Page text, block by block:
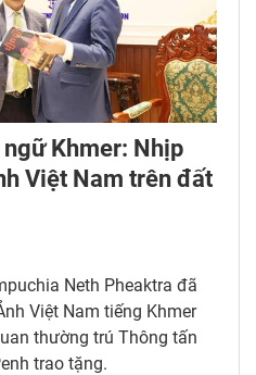
Khmer: Nhịp
Việt Nam trên đất
Neth Pheaktra đã
Việt Nam tiếng Khmer
thường trú Thông tấn
trao tặng.